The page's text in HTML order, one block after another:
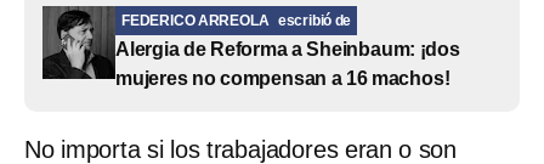
FEDERICO ARREOLA escribió de
Alergia de Reforma a Sheinbaum: ¡dos
mujeres no compensan a 16 machos!
No importa si los trabajadores eran o son